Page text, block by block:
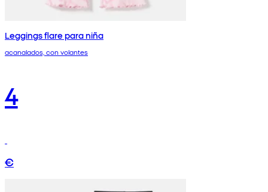
Leggings flare para niña
acanalados, con volantes
4
€